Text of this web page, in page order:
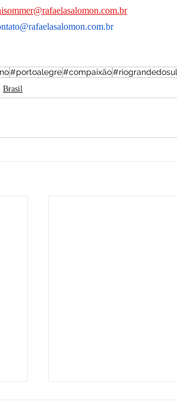
#portoalegre#compaixão#riograndedosul
Brasil